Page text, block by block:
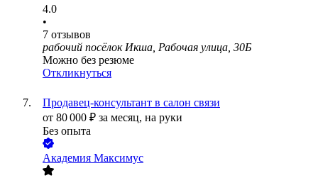
4.0
•
7 отзывов
рабочий посёлок Икша, Рабочая улица, 30Б
Можно без резюме
Откликнуться
Продавец-консультант в салон связи
от 80 000 ₽ за месяц, на руки
Без опыта
Академия Максимус